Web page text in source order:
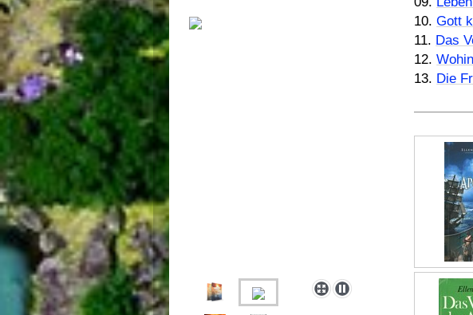
10. Gott
11. Das
12.
13. Die